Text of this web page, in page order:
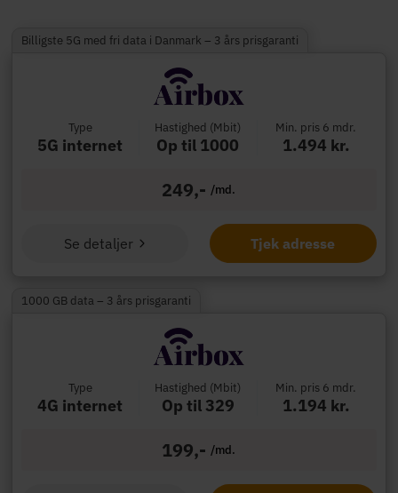
Billigste 5G med fri data i Danmark – 3 års prisgaranti
Type
5G internet
Hastighed (Mbit)
Op til 1000
Min. pris 6 mdr.
1.494 kr.
249,- /md.
Tjek adresse
Se detaljer
1000 GB data – 3 års prisgaranti
Type
4G internet
Hastighed (Mbit)
Op til 329
Min. pris 6 mdr.
1.194 kr.
199,- /md.